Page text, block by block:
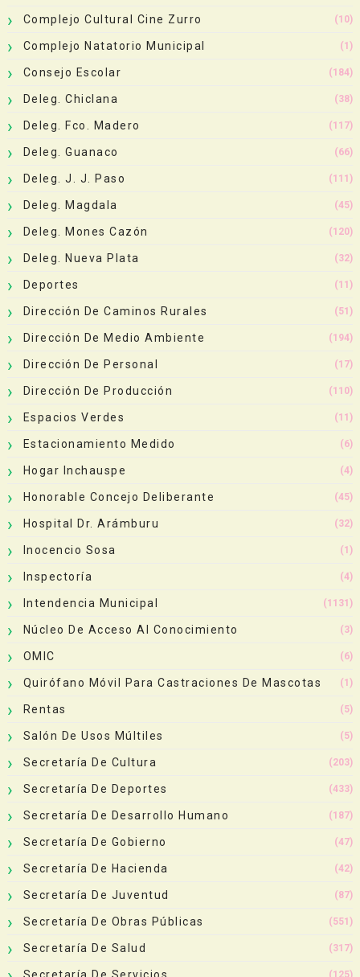
Complejo Cultural Cine Zurro (10)
Complejo Natatorio Municipal (1)
Consejo Escolar (184)
Deleg. Chiclana (38)
Deleg. Fco. Madero (117)
Deleg. Guanaco (66)
Deleg. J. J. Paso (111)
Deleg. Magdala (45)
Deleg. Mones Cazón (120)
Deleg. Nueva Plata (32)
Deportes (11)
Dirección De Caminos Rurales (51)
Dirección De Medio Ambiente (194)
Dirección De Personal (17)
Dirección De Producción (110)
Espacios Verdes (11)
Estacionamiento Medido (6)
Hogar Inchauspe (4)
Honorable Concejo Deliberante (45)
Hospital Dr. Arámburu (32)
Inocencio Sosa (1)
Inspectoría (4)
Intendencia Municipal (1131)
Núcleo De Acceso Al Conocimiento (3)
OMIC (6)
Quirófano Móvil Para Castraciones De Mascotas (1)
Rentas (5)
Salón De Usos Múltiles (5)
Secretaría De Cultura (203)
Secretaría De Deportes (433)
Secretaría De Desarrollo Humano (187)
Secretaría De Gobierno (47)
Secretaría De Hacienda (42)
Secretaría De Juventud (87)
Secretaría De Obras Públicas (551)
Secretaría De Salud (317)
Secretaría De Servicios (125)